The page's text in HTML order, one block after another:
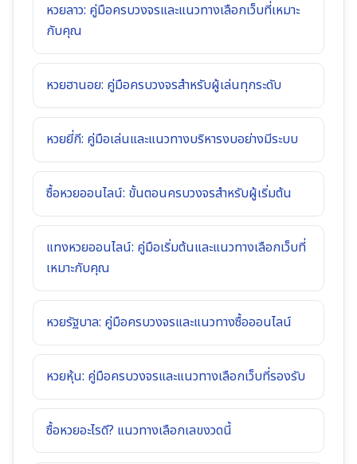
หวยลาว: คู่มือครบวงจรและแนวทางเลือกเว็บที่เหมาะ
กับคุณ
หวยฮานอย: คู่มือครบวงจรสำหรับผู้เล่นทุกระดับ
หวยยี่กี: คู่มือเล่นและแนวทางบริหารงบอย่างมีระบบ
ซื้อหวยออนไลน์: ขั้นตอนครบวงจรสำหรับผู้เริ่มต้น
แทงหวยออนไลน์: คู่มือเริ่มต้นและแนวทางเลือกเว็บที่
เหมาะกับคุณ
หวยรัฐบาล: คู่มือครบวงจรและแนวทางซื้อออนไลน์
หวยหุ้น: คู่มือครบวงจรและแนวทางเลือกเว็บที่รองรับ
ซื้อหวยอะไรดี? แนวทางเลือกเลขงวดนี้